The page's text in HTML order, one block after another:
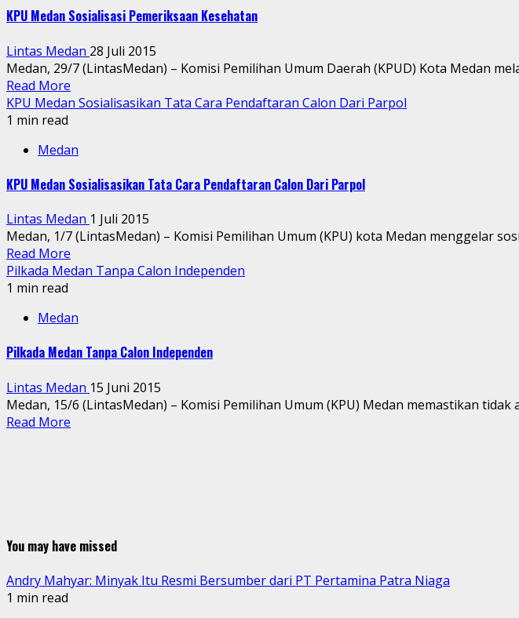
KPU Medan Sosialisasi Pemeriksaan Kesehatan
Lintas Medan 28 Juli 2015
Medan, 29/7 (LintasMedan) – Komisi Pemilihan Umum Daerah (KPUD) Kota Medan
Read More
KPU Medan Sosialisasikan Tata Cara Pendaftaran Calon Dari Parpol
1 min read
Medan
KPU Medan Sosialisasikan Tata Cara Pendaftaran Calon Dari Parpol
Lintas Medan 1 Juli 2015
Medan, 1/7 (LintasMedan) – Komisi Pemilihan Umum (KPU) kota Medan menggelar
Read More
Pilkada Medan Tanpa Calon Independen
1 min read
Medan
Pilkada Medan Tanpa Calon Independen
Lintas Medan 15 Juni 2015
Medan, 15/6 (LintasMedan) – Komisi Pemilihan Umum (KPU) Medan memastikan tidak
Read More
You may have missed
Andry Mahyar: Minyak Itu Resmi Bersumber dari PT Pertamina Patra Niaga
1 min read